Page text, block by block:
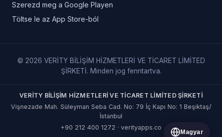
Szerezd meg a Google Playen
Töltse le az App Store-ból
© 2026 VERİTY BİLİŞİM HİZMETLERİ VE TİCARET LİMİTED
ŞİRKETİ. Minden jog fenntartva.
VERİTY BİLİŞİM HİZMETLERİ VE TİCARET LİMİTED ŞİRKETİ
Vişnezade Mah. Süleyman Seba Cad. No: 79 İç Kapı No: 1 Beşiktaş/
İstanbul
+90 212 400 1272 · verityapps.co
Magyar